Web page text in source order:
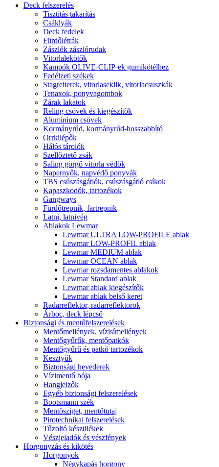
Deck felszerelés
Tisztítás takarítás
Csáklyák
Deck fedelek
Fürdőlétrák
Zászlók zászlórudak
Vitorlalekötők
Kampók OLIVE-CLIP-ek gumikötélhez
Fedélzeti székek
Stagreiterek, vitorlaseklik, vitorlacsuszkák
Tenaxok, ponyvagombok
Zárak lakatok
Reling csövek és kiegészítők
Alumínium csövek
Kormányrúd, kormányrúd-hosszabbító
Orrkilépők
Hálós tárolók
Szellőztető zsák
Saling görgő vitorla védők
Napernyők, napvédő ponyvák
TBS csúszásgátlók, csúszásgátló csíkok
Kapaszkodók, tartozékok
Gangways
Fürdőtrepnik, fartrepnik
Latni, latnivég
Ablakok Lewmar
Lewmar ULTRA LOW-PROFILE ablak
Lewmar LOW-PROFIL ablak
Lewmar MEDIUM ablak
Lewmar OCEAN ablak
Lewmar rozsdamentes ablakok
Lewmar Standard ablak
Lewmar ablak kiegészítők
Lewmar ablak belső keret
Radarreflektor, radarreflektorok
Árboc, deck lépcső
Biztonsági és mentőfelszerelések
Mentőmellények, vízisímellények
Mentőgyűrűk, mentőpatkók
Mentőgyűrű és patkó tartozékok
Kesztyűk
Biztonsági hevederek
Vízimentő bója
Hangjelzők
Egyéb biztonsági felszerelések
Bootsmann szék
Mentősziget, mentőtutaj
Pirotechnikai felszerelések
Tűzoltó készülékek
Vészjeladók és vészfények
Horgonyzás és kikötés
Horgonyok
Négykapás horgony